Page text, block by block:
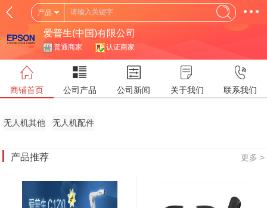
产品
爱普生(中国)有限公司
普通商家 认证商家
商铺首页 公司产品 公司新闻 关于我们 联系我们
无人机其他 无人机配件
产品推荐 更多 >